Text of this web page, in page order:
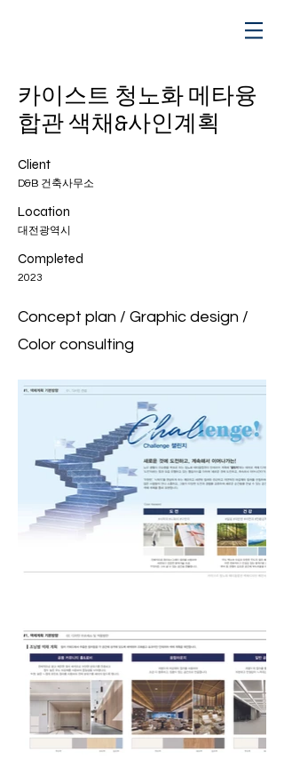
카이스트 청노화 메타융
합관 색채&사인계획
Client
D&B 건축사무소
Location
대전광역시
Completed
2023
Concept plan / Graphic design /
Color consulting